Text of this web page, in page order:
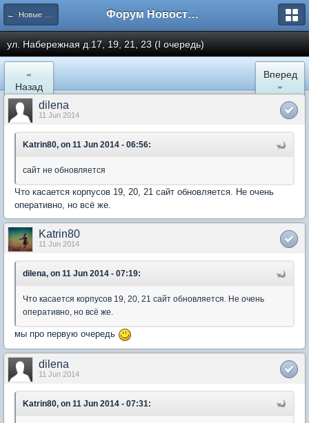
← Новые Водники Форум Новостройки
ул. Набережная д.17, 19, 21, 23 (I очередь)
«
Назад
Вперед
»
dilena
11 Jun 2014
Katrin80, on 11 Jun 2014 - 06:56:
сайт не обновляется
Что касается корпусов 19, 20, 21 сайт обновляется. Не очень
оперативно, но всё же.
Katrin80
11 Jun 2014
dilena, on 11 Jun 2014 - 07:19:
Что касается корпусов 19, 20, 21 сайт обновляется. Не очень
оперативно, но всё же.
мы про первую очередь
dilena
11 Jun 2014
Katrin80, on 11 Jun 2014 - 07:31: